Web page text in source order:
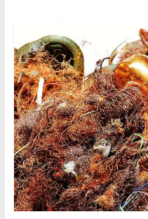
Precio
de
Chatarra
Directorio
de
Chatarreros
para